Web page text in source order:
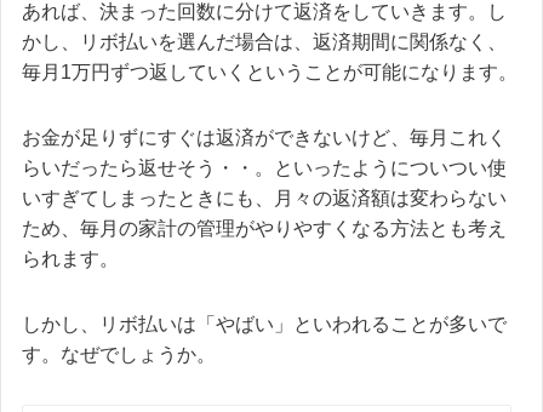
あれば、決まった回数に分けて返済をしていきます。し
かし、リボ払いを選んだ場合は、返済期間に関係なく、
毎月1万円ずつ返していくということが可能になります。
お金が足りずにすぐは返済ができないけど、毎月これく
らいだったら返せそう・・。といったようについつい使
いすぎてしまったときにも、月々の返済額は変わらない
ため、毎月の家計の管理がやりやすくなる方法とも考え
られます。
しかし、リボ払いは「やばい」といわれることが多いで
す。なぜでしょうか。